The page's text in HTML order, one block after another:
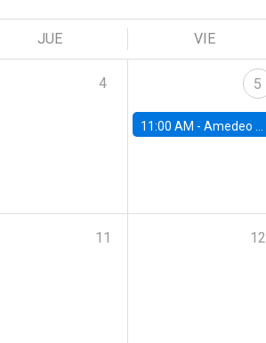
JUE VIE
4 5
11:00 AM - Amedeo Piolatto, Universidad Autónoma de Barcelona (UAB)
11 12